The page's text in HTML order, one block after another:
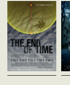
vost -
Défi à
temps
peut
of
A
Time